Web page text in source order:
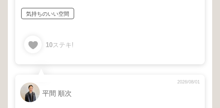
気持ちのいい空間
10ステキ!
平間 順次
2026/08/01